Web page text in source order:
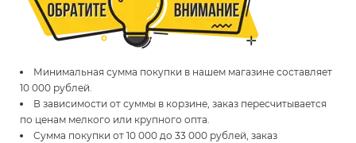
Минимальная сумма покупки в нашем магазине составляет
10 000 рублей.
В зависимости от суммы в корзине, заказ пересчитывается
по ценам мелкого или крупного опта.
Сумма покупки от 10 000 до 33 000 рублей, заказ